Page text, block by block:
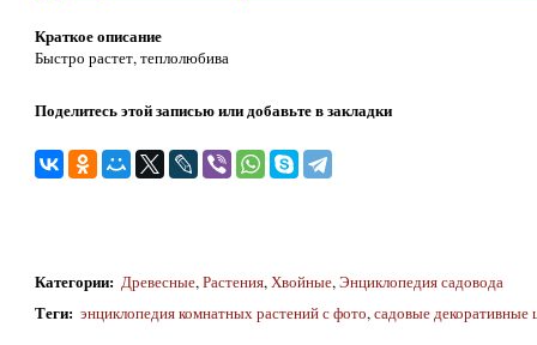
Краткое описание
Быстро растет, теплолюбива
Поделитесь этой записью или добавьте в закладки
Категории: Древесные,Растения,Хвойные,Энциклопедия садовода
Теги: энциклопедия комнатных растений с фото,садовые декоративные